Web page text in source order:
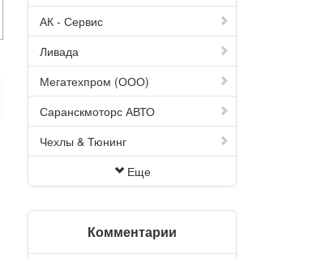
АК - Сервис
Ливада
Мегатехпром (ООО)
Саранскмоторс АВТО
Чехлы & Тюнинг
Еще
Комментарии